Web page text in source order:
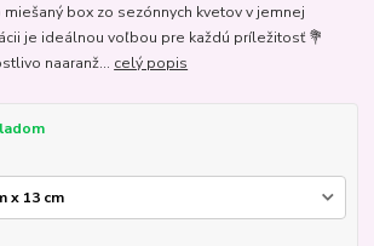
miešaný box zo sezónnych kvetov v jemnej
je ideálnou voľbou pre každú príležitosť 💐
naaranž... celý popis